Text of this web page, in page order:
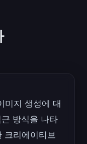
미지 생성에 대
방식을 나타
크리에이티브